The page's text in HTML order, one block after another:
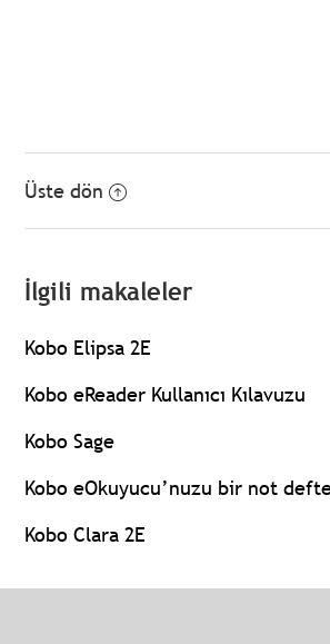
Üste dön
İlgili makaleler
Kobo Elipsa 2E
Kobo eReader Kullanıcı Kılavuzu
Kobo Sage
Kobo eOkuyucu’nuzu bir not
Kobo Clara 2E